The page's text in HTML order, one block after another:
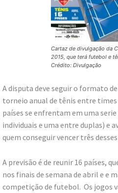
Cartaz de divulgação da
2015, que terá futebol e
Crédito: Divulgação
A disputa deve seguir o formato
torneio anual de tênis entre times
países se enfrentam em uma
individuais e uma entre duplas) e
quem conseguir vencer três
A previsão é de reunir 16 países,
nos finais de semana de abril e e
competição de futebol. Os jogos